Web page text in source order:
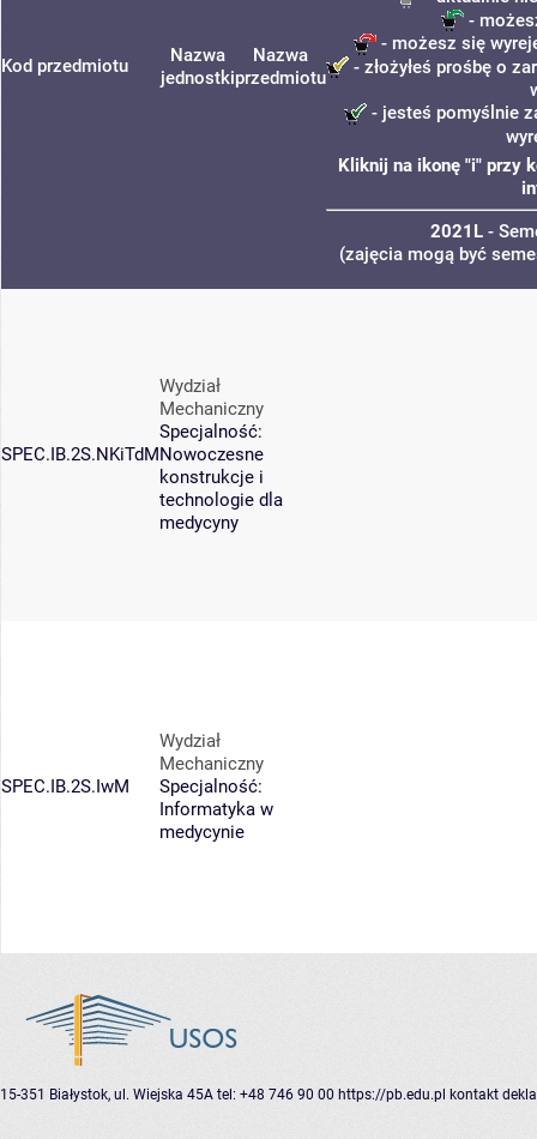
Kod przedmiotu
Nazwa
jednostki
Nazwa
przedmiotu
-
- możesz się
- złożyłeś prośbę o
- jesteś pomyślnie
Kliknij na ikonę "i" przy
2021L-
(zajęcia mogą być
SPEC.IB.2S.NKiTdM
Wydział
Mechaniczny
Specjalność:
Nowoczesne
konstrukcje i
technologie dla
medycyny
SPEC.IB.2S.IwM
Wydział
Mechaniczny
Specjalność:
Informatyka w
medycynie
15-351 Białystok, ul. Wiejska 45A tel: +48 746 90 00 https://pb.edu.pl kontakt